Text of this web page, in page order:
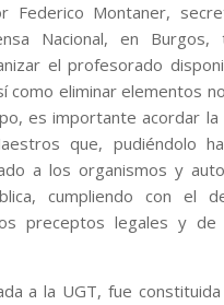
Federico Montaner,
Nacional, en Burgos,
el profesorado
como eliminar elementos
es importante acordar la
que, pudiéndolo
a los organismos y
cumpliendo con el
preceptos legales y de
a la UGT, fue